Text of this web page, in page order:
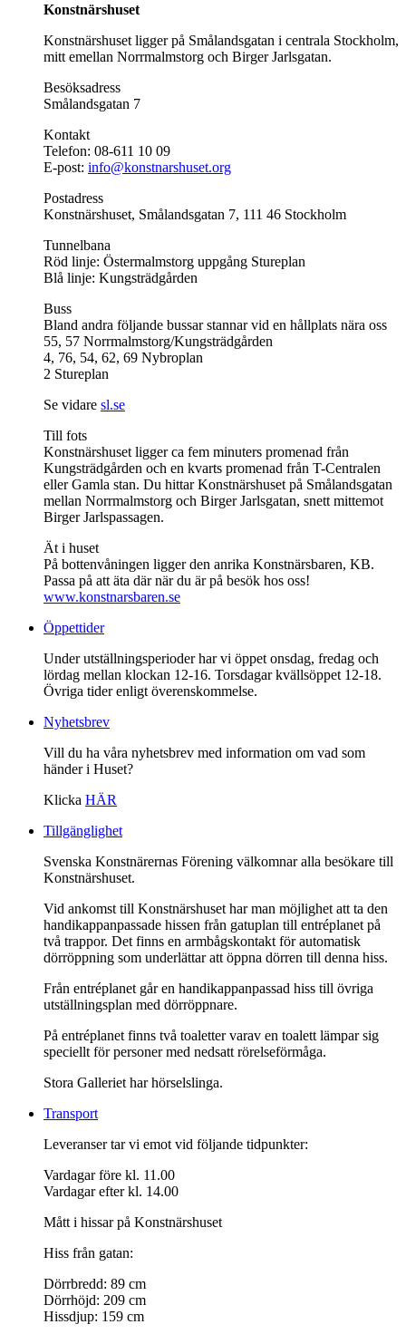
Konstnärshuset
Konstnärshuset ligger på Smålandsgatan i centrala Stockholm,
mitt emellan Norrmalmstorg och Birger Jarlsgatan.
Besöksadress
Smålandsgatan 7
Kontakt
Telefon: 08-611 10 09
E-post: info@konstnarshuset.org
Postadress
Konstnärshuset, Smålandsgatan 7, 111 46 Stockholm
Tunnelbana
Röd linje: Östermalmstorg uppgång Stureplan
Blå linje: Kungsträdgården
Buss
Bland andra följande bussar stannar vid en hållplats nära oss
55, 57 Norrmalmstorg/Kungsträdgården
4, 76, 54, 62, 69 Nybroplan
2 Stureplan
Se vidare sl.se
Till fots
Konstnärshuset ligger ca fem minuters promenad från
Kungsträdgården och en kvarts promenad från T-Centralen
eller Gamla stan. Du hittar Konstnärshuset på Smålandsgatan
mellan Norrmalmstorg och Birger Jarlsgatan, snett mittemot
Birger Jarlspassagen.
Ät i huset
På bottenvåningen ligger den anrika Konstnärsbaren, KB.
Passa på att äta där när du är på besök hos oss!
www.konstnarsbaren.se
Öppettider
Under utställningsperioder har vi öppet onsdag, fredag och
lördag mellan klockan 12-16. Torsdagar kvällsöppet 12-18.
Övriga tider enligt överenskommelse.
Nyhetsbrev
Vill du ha våra nyhetsbrev med information om vad som
händer i Huset?
Klicka HÄR
Tillgänglighet
Svenska Konstnärernas Förening välkomnar alla besökare till
Konstnärshuset.
Vid ankomst till Konstnärshuset har man möjlighet att ta den
handikappanpassade hissen från gatuplan till entréplanet på
två trappor. Det finns en armbågskontakt för automatisk
dörröppning som underlättar att öppna dörren till denna hiss.
Från entréplanet går en handikappanpassad hiss till övriga
utställningsplan med dörröppnare.
På entréplanet finns två toaletter varav en toalett lämpar sig
speciellt för personer med nedsatt rörelseförmåga.
Stora Galleriet har hörselslinga.
Transport
Leveranser tar vi emot vid följande tidpunkter:
Vardagar före kl. 11.00
Vardagar efter kl. 14.00
Mått i hissar på Konstnärshuset
Hiss från gatan:
Dörrbredd: 89 cm
Dörrhöjd: 209 cm
Hissdjup: 159 cm